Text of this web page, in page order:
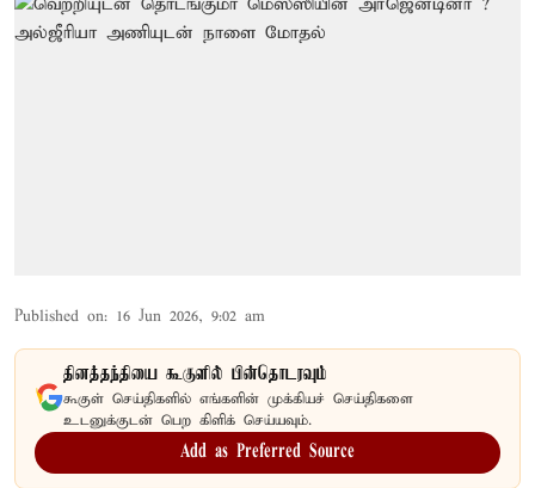
Published on: 16 Jun 2026, 9:02 am
தினத்தந்தியை கூகுளில் பின்தொடரவும்
கூகுள் செய்திகளில் எங்களின் முக்கியச் செய்திகளை
உடனுக்குடன் பெற கிளிக் செய்யவும்.
Add as Preferred Source